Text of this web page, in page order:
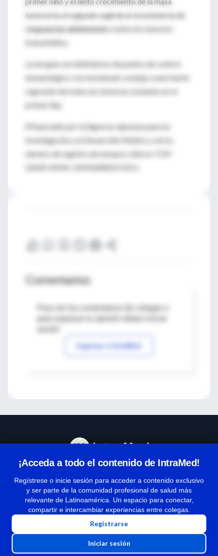
tumoral en el segundo sugirieron la existencia de
respuestas aloinmunes contra los tumores
transmitidos.
La terapia con inhibidores de puntos de control
inmunológico con nivolumab condujo a una fuerte
regresión de todos los tumores restantes en el
primer hijo.
(Financiado por la Agencia Japonesa para la
Investigación y el Desarrollo Médico y otros;
número de registro de ensayos clínicos TOP-
GEAR UMIN, UMIN000011141.).
Comentarios
Para ver los comentarios de colegas o
Ingresar a IntraMed
¡Acceda a todo el contenido de IntraMed!
Regístrese o inicie sesión para acceder a contenido exclusivo
y ser parte de la comunidad profesional de salud más
relevante de Latinoamérica. Un espacio para conectar,
compartir e intercambiar experiencias entre colegas.
Registrarse
Iniciar sesión
Términos y condiciones
| Políticas de privacidad
| Todos los derechos reservados | Copyright 1997-2026